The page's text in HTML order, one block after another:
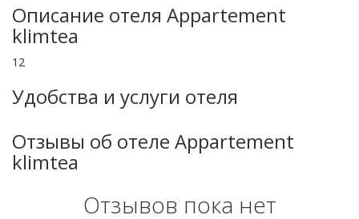
Описание отеля Appartement
klimtea
12
Удобства и услуги отеля
Отзывы об отеле Appartement
klimtea
Отзывов пока нет